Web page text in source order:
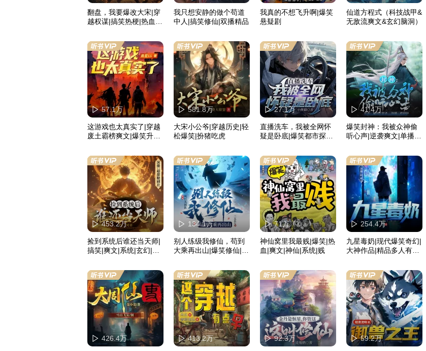
翻盘，我要爆改大宋|穿
越权谋|搞笑热梗|热血满
我只想安静的做个苟道
中人|搞笑修仙|双播精品
我真的不想飞升啊|爆笑
悬疑剧
仙道方程式（科技战甲&
无敌流爽文&玄幻脑洞）
57.1万
这游戏也太真实了|穿越
废土霸榜爽文|爆笑升级|
神作|多人有声剧
581.8万
大宋小公爷|穿越历史|轻
松爆笑|扮猪吃虎
27.1万
直播洗车，我被全网怀
疑是卧底|爆笑都市探案|
41.4万
爆笑封神：我被众神偷
听心声|逆袭爽文|单播有
453.2万
捡到系统后谁还当天师|
搞笑|爽文|系统|玄幻|多
134.1万
别人练级我修仙，苟到
大乘再出山|爆笑修仙|捡
71万
神仙窝里我最贱|爆笑|热
血|爽文|神仙|系统|贱
254.4万
九星毒奶|现代爆笑奇幻|
大神作品|精品多人有声
426.4万 413.2万 92.3万 59.2万